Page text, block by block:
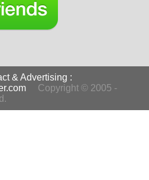
& Advertising :
Copyright © 2005 -